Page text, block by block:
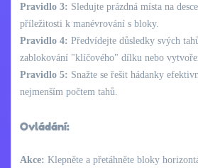
Pravidlo 3: Sledujte prázdná místa na
příležitosti k manévrování s bloky.
Pravidlo 4: Předvídejte důsledky svých
zablokování "klíčového" dílku nebo
Pravidlo 5: Snažte se řešit hádanky
nejmenším počtem tahů.
Ovládání:
Akce: Klepněte a přetáhněte bloky